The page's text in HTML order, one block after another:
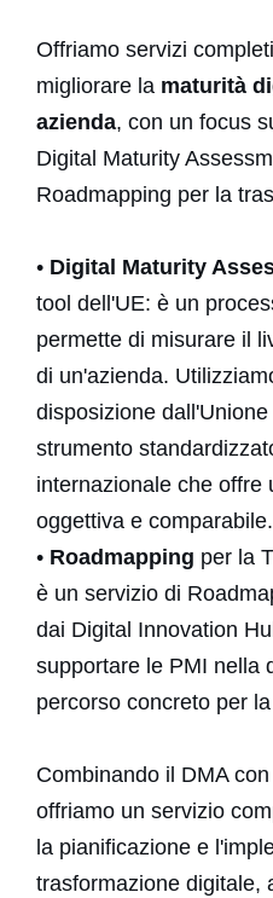
Partners
Contatti
Offriamo servizi
migliorare la maturità
azienda, con un focus
Digital Maturity
Roadmapping per la
• Digital Maturity
tool dell'UE: è un
permette di misurare il
di un'azienda.
disposizione
strumento
internazionale che offre
oggettiva e comparabile.
• Roadmapping per la
è un servizio di
dai Digital Innovation
supportare le PMI nella
percorso concreto per
Combinando il DMA
offriamo un servizio
la pianificazione e
trasformazione digitale,